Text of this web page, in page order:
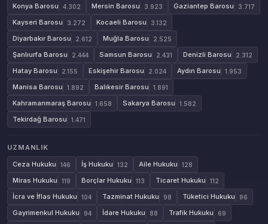
Konya Barosu 4.302 Mersin Barosu 3.923 Gaziantep Barosu 3.717
Kayseri Barosu 3.272 Kocaeli Barosu 3.132
Diyarbakır Barosu 2.612 Muğla Barosu 2.525
Şanlıurfa Barosu 2.444 Samsun Barosu 2.431 Denizli Barosu 2.312
Hatay Barosu 2.155 Eskişehir Barosu 2.024 Aydın Barosu 1.953
Manisa Barosu 1.892 Balıkesir Barosu 1.891
Kahramanmaraş Barosu 1.658 Sakarya Barosu 1.582
Tekirdağ Barosu 1.471
UZMANLIK
Ceza Hukuku
146 İş Hukuku 132 Aile Hukuku 128
Miras Hukuku 119 Borçlar Hukuku 113 Ticaret Hukuku 112
İcra ve İflas Hukuku 104 Tazminat Hukuku 98 Tüketici Hukuku 96
Gayrimenkul Hukuku 94 İdare Hukuku 88 Trafik Hukuku 69